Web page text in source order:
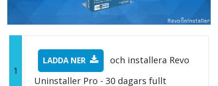
1
LADDA NER
och installera Revo
Uninstaller Pro - 30 dagars fullt